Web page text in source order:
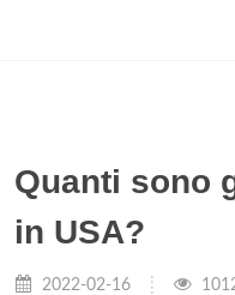
Quanti sono
in USA?
2022-02-16